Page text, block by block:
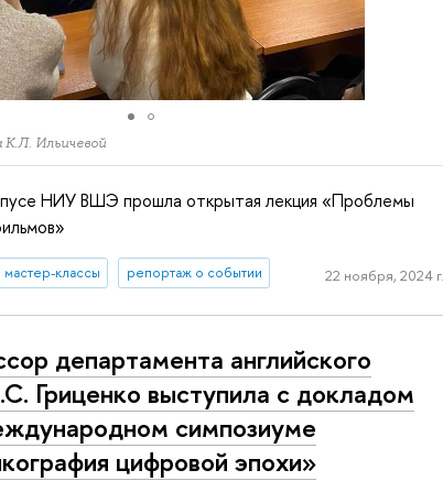
К.Л. Ильичевой
НИУ ВШЭ прошла открытая лекция «Проблемы
мастер-классы репортаж о событии 22 ноября, 2024 г.
департамента английского
Гриценко выступила с докладом
симпозиуме
цифровой эпохи»